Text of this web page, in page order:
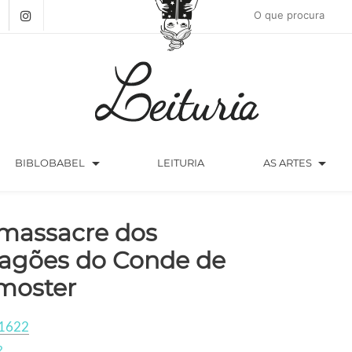
BIBLOBABEL arrow_drop_down LEITURIA AS ARTES arrow_drop_down
dos
do Conde de